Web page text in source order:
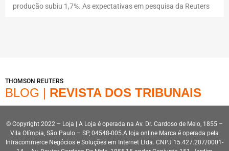
produção subiu 1,7%. As expectativas em pesquisa da Reuters
THOMSON REUTERS
BLOG | REVISTA DOS TRIBUNAIS
© Copyright 2022 – Loja | A Loja é operada na Av. Dr. Cardoso de Melo, 1855 –
Vila Olímpia, São Paulo – SP, 04548-005.A loja online Marca é operada pela
Infracommerce Negócios e Soluções em Internet Ltda. CNPJ 15.427.207/0001-